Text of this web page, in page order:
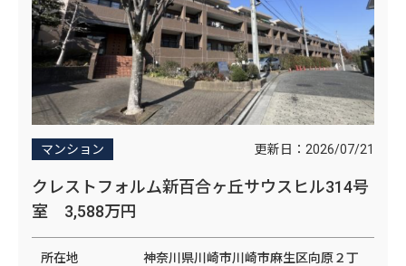
マンション 更新日： 2026/07/21
クレストフォルム新百合ヶ丘サウスヒル314号
室 3,588万円
所在地
神奈川県川崎市川崎市麻生区向原２丁